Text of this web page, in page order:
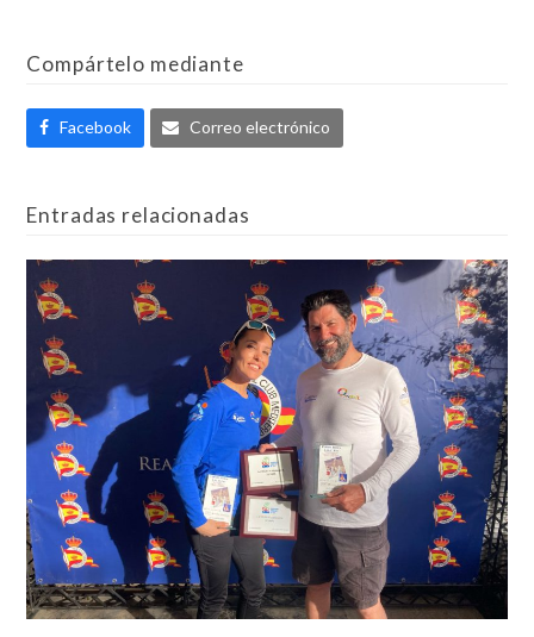
Compártelo mediante
Facebook Correo electrónico
Entradas relacionadas